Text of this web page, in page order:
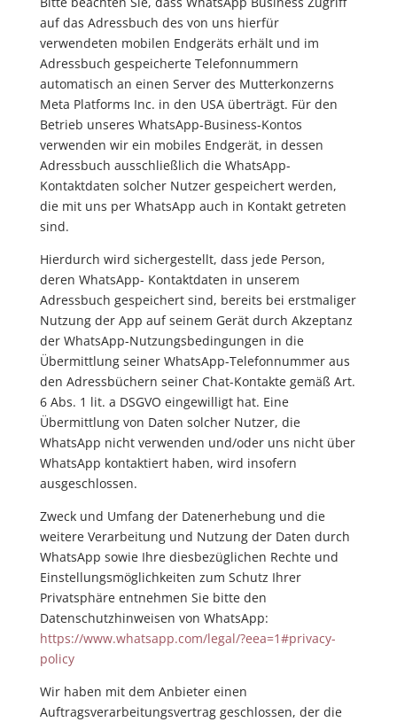
auf das Adressbuch des von uns hierfür
verwendeten mobilen Endgeräts erhält und im
Adressbuch gespeicherte Telefonnummern
automatisch an einen Server des Mutterkonzerns
Meta Platforms Inc. in den USA überträgt. Für den
Betrieb unseres WhatsApp-Business-Kontos
verwenden wir ein mobiles Endgerät, in dessen
Adressbuch ausschließlich die WhatsApp-
Kontaktdaten solcher Nutzer gespeichert werden,
die mit uns per WhatsApp auch in Kontakt getreten
sind.
Hierdurch wird sichergestellt, dass jede Person,
deren WhatsApp- Kontaktdaten in unserem
Adressbuch gespeichert sind, bereits bei erstmaliger
Nutzung der App auf seinem Gerät durch Akzeptanz
der WhatsApp-Nutzungsbedingungen in die
Übermittlung seiner WhatsApp-Telefonnummer aus
den Adressbüchern seiner Chat-Kontakte gemäß Art.
6 Abs. 1 lit. a DSGVO eingewilligt hat. Eine
Übermittlung von Daten solcher Nutzer, die
WhatsApp nicht verwenden und/oder uns nicht über
WhatsApp kontaktiert haben, wird insofern
ausgeschlossen.
Zweck und Umfang der Datenerhebung und die
weitere Verarbeitung und Nutzung der Daten durch
WhatsApp sowie Ihre diesbezüglichen Rechte und
Einstellungsmöglichkeiten zum Schutz Ihrer
Privatsphäre entnehmen Sie bitte den
Datenschutzhinweisen von WhatsApp:
https://www.whatsapp.com/legal/?eea=1#privacy-
policy
Wir haben mit dem Anbieter einen
Auftragsverarbeitungsvertrag geschlossen, der die